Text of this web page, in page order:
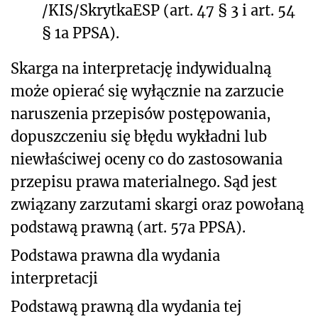
/KIS/SkrytkaESP (art. 47 § 3 i art. 54
§ 1a PPSA).
Skarga na interpretację indywidualną
może opierać się wyłącznie na zarzucie
naruszenia przepisów postępowania,
dopuszczeniu się błędu wykładni lub
niewłaściwej oceny co do zastosowania
przepisu prawa materialnego. Sąd jest
związany zarzutami skargi oraz powołaną
podstawą prawną (art. 57a PPSA).
Podstawa prawna dla wydania
interpretacji
Podstawą prawną dla wydania tej